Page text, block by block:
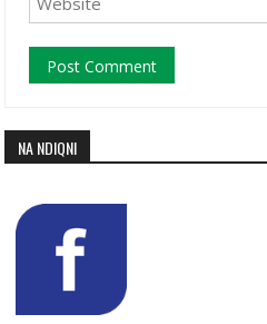
NA NDIQNI